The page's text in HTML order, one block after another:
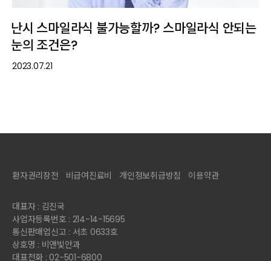
난시 스마일라식 불가능할까? 스마일라식 안되는
눈의 조건은?
2023.07.21
환자권리장전 비급여진료비 개인정보취급방침 이용약관
대표자 : 김진국
사업자등록번호 : 214-14-15695
통신판매업신고 : 서초 0633호
상호명 : 비앤빛안과
대표전화 : 02-501-6800